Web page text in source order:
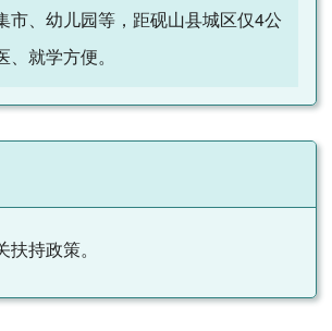
市、幼儿园等，距砚山县城区仅4公
就学方便。
持政策。